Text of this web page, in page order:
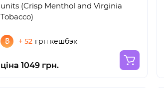
units (Crisp Menthol and Virginia
Tobacco)
+ 52 грн кешбэк
ціна 1049 грн.